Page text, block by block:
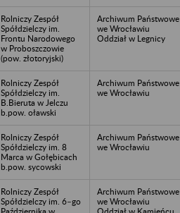
Rolniczy Zespół
Spółdzielczy im.
Frontu Narodowego
w Proboszczowie
(pow. złotoryjski)
Archiwum Państwowe
we Wrocławiu
Oddział w Legnicy
Rolniczy Zespół
Spółdzielczy im.
B.Bieruta w Jelczu
b.pow. oławski
Archiwum Państwowe
we Wrocławiu
Rolniczy Zespół
Spółdzielczy im. 8
Marca w Gołębicach
b.pow. sycowski
Archiwum Państwowe
we Wrocławiu
Rolniczy Zespół
Spółdzielczy im. 6–go
Archiwum Państwowe
we Wrocławiu